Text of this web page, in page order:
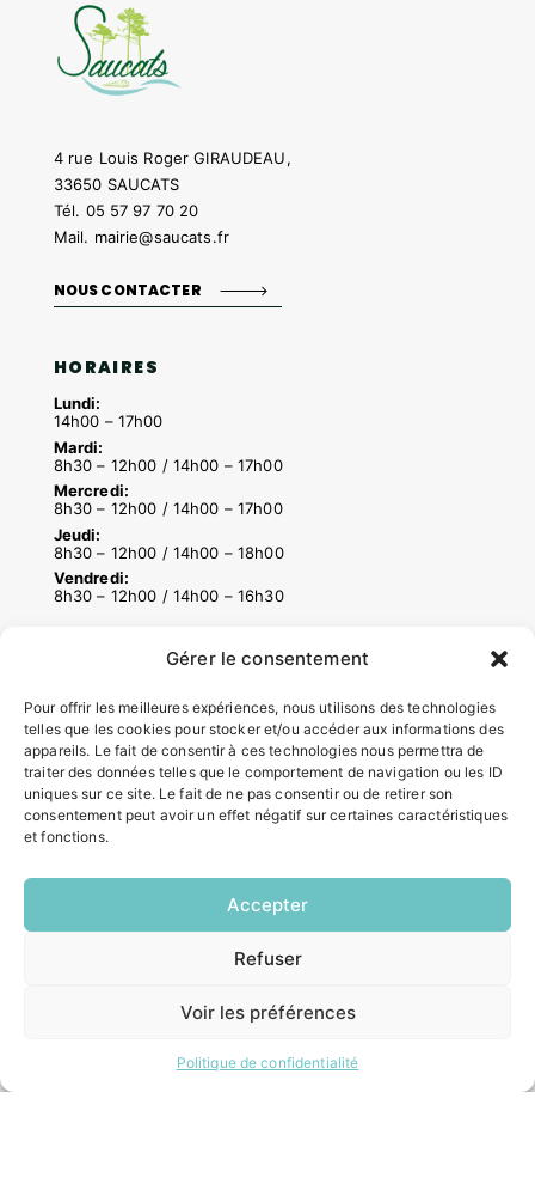
Gérer le consentement
Pour offrir les meilleures expériences, nous utilisons des technologies
telles que les cookies pour stocker et/ou accéder aux informations des
appareils. Le fait de consentir à ces technologies nous permettra de
traiter des données telles que le comportement de navigation ou les ID
uniques sur ce site. Le fait de ne pas consentir ou de retirer son
consentement peut avoir un effet négatif sur certaines caractéristiques
et fonctions.
Accepter
Refuser
Voir les préférences
Politique de confidentialité
4 rue Louis Roger GIRAUDEAU,
33650 SAUCATS
Tél. 05 57 97 70 20
Mail. mairie@saucats.fr
NOUS CONTACTER
HORAIRES
Lundi:
14h00 – 17h00
Mardi:
8h30 – 12h00 / 14h00 – 17h00
Mercredi:
8h30 – 12h00 / 14h00 – 17h00
Jeudi:
8h30 – 12h00 / 14h00 – 18h00
Vendredi:
8h30 – 12h00 / 14h00 – 16h30
Contacter la mairie
Pôle santé
Le Saucatais
Formalités administratives
Restauration scolaire
Demander un composteur
INFORMATIONS LÉGALES